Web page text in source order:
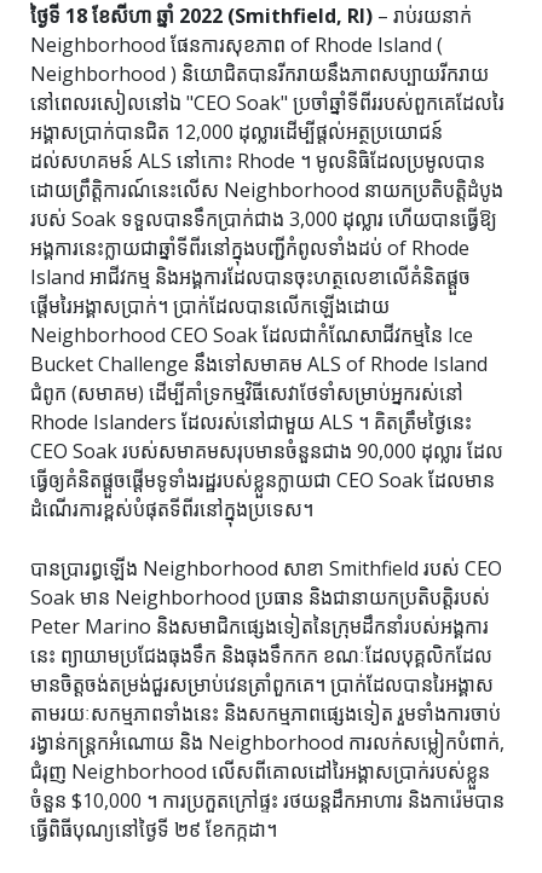
ថ្ងៃទី 18 ខែសីហា ឆ្នាំ 2022 (Smithfield, RI) – រាប់រយនាក់
Neighborhood ផែនការសុខភាព of Rhode Island (
Neighborhood ) និយោជិតបានរីករាយនឹងភាពសប្បាយរីករាយ
នៅពេលរសៀលនៅឯ "CEO Soak" ប្រចាំឆ្នាំទីពីររបស់ពួកគេដែលរៃ
អង្គាសប្រាក់បានជិត 12,000 ដុល្លារដើម្បីផ្តល់អត្ថប្រយោជន៍
ដល់សហគមន៍ ALS នៅកោះ Rhode ។ មូលនិធិដែលប្រមូលបាន
ដោយព្រឹត្តិការណ៍នេះលើស Neighborhood នាយកប្រតិបត្តិដំបូង
របស់ Soak ទទួលបានទឹកប្រាក់ជាង 3,000 ដុល្លារ ហើយបានធ្វើឱ្យ
អង្គការនេះក្លាយជាឆ្នាំទីពីរនៅក្នុងបញ្ជីកំពូលទាំងដប់ of Rhode
Island អាជីវកម្ម និងអង្គការដែលបានចុះហត្ថលេខាលើគំនិតផ្តួច
ផ្តើមរៃអង្គាសប្រាក់។ ប្រាក់ដែលបានលើកឡើងដោយ
Neighborhood CEO Soak ដែលជាកំណែសាជីវកម្មនៃ Ice
Bucket Challenge នឹងទៅសមាគម ALS of Rhode Island
ជំពូក (សមាគម) ដើម្បីគាំទ្រកម្មវិធីសេវាថែទាំសម្រាប់អ្នករស់នៅ
Rhode Islanders ដែលរស់នៅជាមួយ ALS ។ គិតត្រឹមថ្ងៃនេះ
CEO Soak របស់សមាគមសរុបមានចំនួនជាង 90,000 ដុល្លារ ដែល
ធ្វើឲ្យគំនិតផ្តួចផ្តើមទូទាំងរដ្ឋរបស់ខ្លួនក្លាយជា CEO Soak ដែលមាន
ដំណើរការខ្ពស់បំផុតទីពីរនៅក្នុងប្រទេស។
បានប្រារព្ធឡើង Neighborhood សាខា Smithfield របស់ CEO
Soak មាន Neighborhood ប្រធាន និងជានាយកប្រតិបត្តិរបស់
Peter Marino និងសមាជិកផ្សេងទៀតនៃក្រុមដឹកនាំរបស់អង្គការ
នេះ ព្យាយាមប្រជែងធុងទឹក និងធុងទឹកកក ខណៈដែលបុគ្គលិកដែល
មានចិត្តចង់តម្រង់ជួរសម្រាប់វេនត្រាំពួកគេ។ ប្រាក់ដែលបានរៃអង្គាស
តាមរយៈសកម្មភាពទាំងនេះ និងសកម្មភាពផ្សេងទៀត រួមទាំងការចាប់
រង្វាន់កន្ត្រកអំណោយ និង Neighborhood ការលក់សម្លៀកបំពាក់,
ជំរុញ Neighborhood លើសពីគោលដៅរៃអង្គាសប្រាក់របស់ខ្លួន
ចំនួន $10,000 ។ ការ​ប្រកួត​ក្រៅ​ផ្ទះ រថយន្ត​ដឹក​អាហារ និង​ការ៉េម​បាន​
ធ្វើ​ពិធី​បុណ្យ​នៅ​ថ្ងៃ​ទី ២៩ ខែ​កក្កដា។